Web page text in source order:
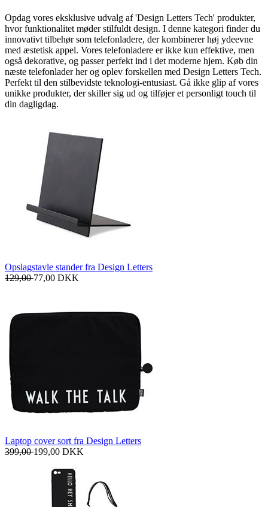
Opdag vores eksklusive udvalg af 'Design Letters Tech' produkter,
hvor funktionalitet møder stilfuldt design. I denne kategori finder du
innovativt tilbehør som telefonladere, der kombinerer høj ydeevne
med æstetisk appel. Vores telefonladere er ikke kun effektive, men
også dekorative, og passer perfekt ind i det moderne hjem. Køb din
næste telefonlader her og oplev forskellen med Design Letters Tech.
Perfekt til den stilbevidste teknologi-entusiast. Gå ikke glip af vores
unikke produkter, der skiller sig ud og tilføjer et personligt touch til
din dagligdag.
Opslagstavle stander fra Design Letters
129,0077,00 DKK
Laptop cover sort fra Design Letters
399,00199,00 DKK